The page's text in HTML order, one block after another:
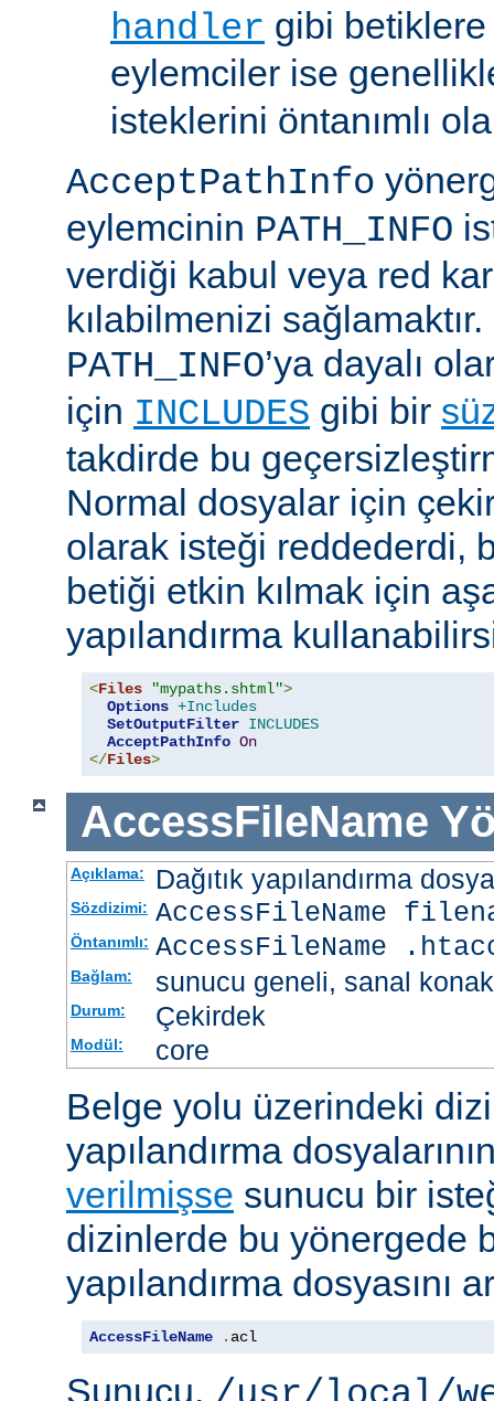
handler gibi
eylemciler ise
isteklerini öntanımlı
AcceptPathInfo
eylemcinin PATH_INFO
verdiği kabul veya red
kılabilmenizi
PATH_INFO’ya dayalı
için INCLUDES gibi bir
takdirde bu
Normal dosyalar için
olarak isteği reddederdi,
betiği etkin kılmak için
yapılandırma
<Files "mypaths.shtml">
Options +Includes
SetOutputFilter INCLUDES
AcceptPathInfo On
</Files>
AccessFileName
Açıklama: Dağıtık yapılandırma
Sözdizimi: AccessFileName
Öntanımlı: AccessFileName
Bağlam: sunucu geneli, sanal konak
Durum: Çekirdek
Modül: core
Belge yolu üzerindeki
yapılandırma
verilmişse sunucu bir
dizinlerde bu yönergede
yapılandırma dosyasını
AccessFileName . acl
Sunucu,